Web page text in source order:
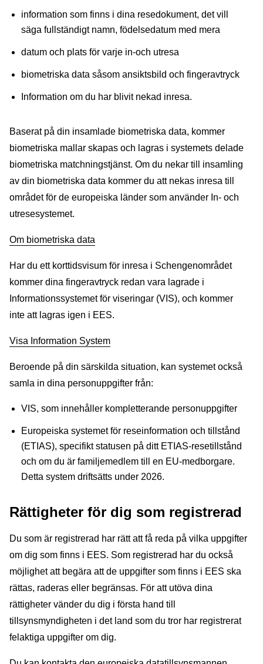
information som finns i dina resedokument, det vill
säga fullständigt namn, födelsedatum med mera
datum och plats för varje in-och utresa
biometriska data såsom ansiktsbild och fingeravtryck
Information om du har blivit nekad inresa.
Baserat på din insamlade biometriska data, kommer
biometriska mallar skapas och lagras i systemets delade
biometriska matchningstjänst. Om du nekar till insamling
av din biometriska data kommer du att nekas inresa till
området för de europeiska länder som använder In- och
utresesystemet.
Om biometriska data
Har du ett korttidsvisum för inresa i Schengenområdet
kommer dina fingeravtryck redan vara lagrade i
Informationssystemet för viseringar (VIS), och kommer
inte att lagras igen i EES.
Visa Information System
Beroende på din särskilda situation, kan systemet också
samla in dina personuppgifter från:
VIS, som innehåller kompletterande personuppgifter
Europeiska systemet för reseinformation och tillstånd
(ETIAS), specifikt statusen på ditt ETIAS-resetillstånd
och om du är familjemedlem till en EU-medborgare.
Detta system driftsätts under 2026.
Rättigheter för dig som registrerad
Du som är registrerad har rätt att få reda på vilka uppgifter
om dig som finns i EES. Som registrerad har du också
möjlighet att begära att de uppgifter som finns i EES ska
rättas, raderas eller begränsas. För att utöva dina
rättigheter vänder du dig i första hand till
tillsynsmyndigheten i det land som du tror har registrerat
felaktiga uppgifter om dig.